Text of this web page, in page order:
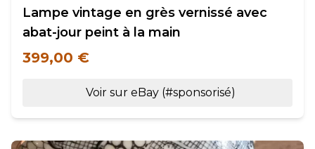
Lampe vintage en grès vernissé avec
abat-jour peint à la main
399,00 €
Voir sur eBay (#sponsorisé)